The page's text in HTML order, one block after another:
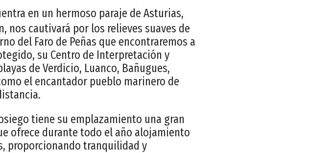
en un hermoso paraje de Asturias,
nos cautivará por los relieves suaves de
del Faro de Peñas que encontraremos a
su Centro de Interpretación y
de Verdicio, Luanco, Bañugues,
el encantador pueblo marinero de
tiene su emplazamiento una gran
ofrece durante todo el año alojamiento
proporcionando tranquilidad y